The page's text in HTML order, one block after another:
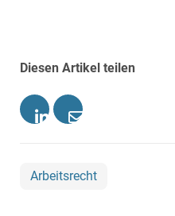
Diesen Artikel teilen
Arbeitsrecht